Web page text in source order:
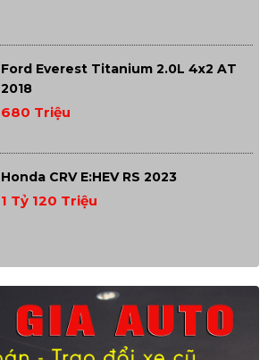
Ford Everest Titanium 2.0L 4x2 AT
2018
680 Triệu
Honda CRV E:HEV RS 2023
1 Tỷ 120 Triệu